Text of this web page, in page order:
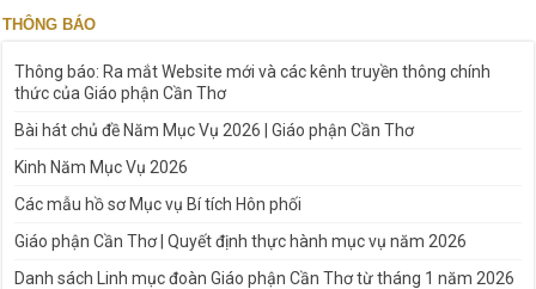
THÔNG BÁO
Thông báo: Ra mắt Website mới và các kênh truyền thông chính
thức của Giáo phận Cần Thơ
Bài hát chủ đề Năm Mục Vụ 2026 | Giáo phận Cần Thơ
Kinh Năm Mục Vụ 2026
Các mẫu hồ sơ Mục vụ Bí tích Hôn phối
Giáo phận Cần Thơ | Quyết định thực hành mục vụ năm 2026
Danh sách Linh mục đoàn Giáo phận Cần Thơ từ tháng 1 năm 2026